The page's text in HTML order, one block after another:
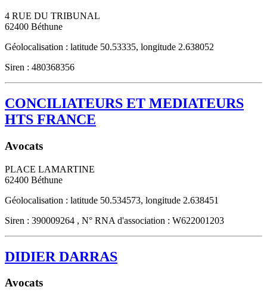
4 RUE DU TRIBUNAL
62400 Béthune
Géolocalisation : latitude 50.53335, longitude 2.638052
Siren : 480368356
CONCILIATEURS ET MEDIATEURS
HTS FRANCE
Avocats
PLACE LAMARTINE
62400 Béthune
Géolocalisation : latitude 50.534573, longitude 2.638451
Siren : 390009264 , N° RNA d'association : W622001203
DIDIER DARRAS
Avocats